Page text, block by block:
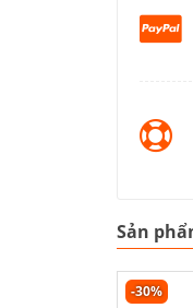
Sản
-30%